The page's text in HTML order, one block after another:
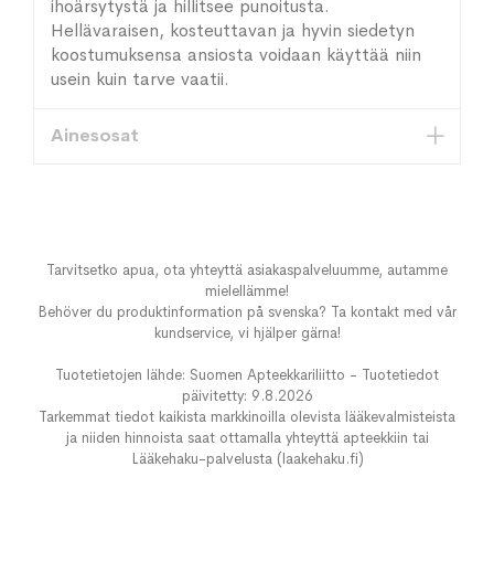
ihoärsytystä ja hillitsee punoitusta.
Hellävaraisen, kosteuttavan ja hyvin siedetyn
koostumuksensa ansiosta voidaan käyttää niin
usein kuin tarve vaatii.
Ainesosat
Tarvitsetko apua, ota yhteyttä asiakaspalveluumme, autamme
mielellämme!
Behöver du produktinformation på svenska? Ta kontakt med vår
kundservice, vi hjälper gärna!
Tuotetietojen lähde: Suomen Apteekkariliitto - Tuotetiedot
päivitetty: 9.8.2026
Tarkemmat tiedot kaikista markkinoilla olevista lääkevalmisteista
ja niiden hinnoista saat ottamalla yhteyttä apteekkiin tai
Lääkehaku-palvelusta (laakehaku.fi)